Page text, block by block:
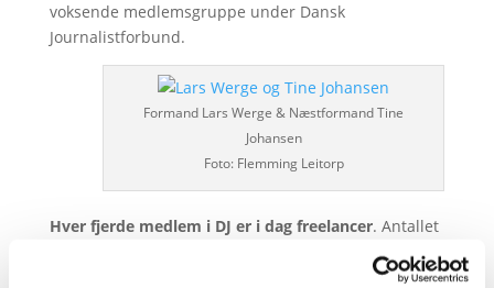
voksende medlemsgruppe under Dansk
Journalistforbund.
Formand Lars Werge & Næstformand Tine
Johansen
Foto: Flemming Leitorp
Hver fjerde medlem i DJ er i dag freelancer. Antallet
er voksende og rummer alle faggrupper: journalister,